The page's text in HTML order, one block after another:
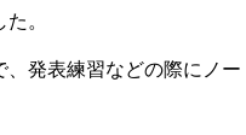
。
発表練習などの際にノ